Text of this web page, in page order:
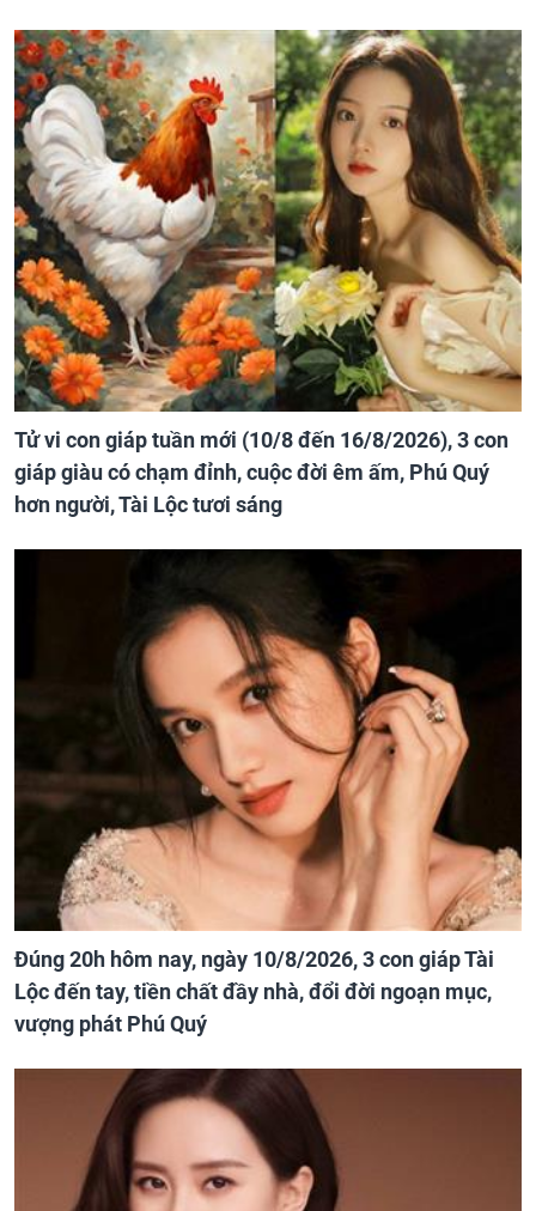
Tử vi con giáp tuần mới (10/8 đến 16/8/2026), 3 con
giáp giàu có chạm đỉnh, cuộc đời êm ấm, Phú Quý
hơn người, Tài Lộc tươi sáng
Đúng 20h hôm nay, ngày 10/8/2026, 3 con giáp Tài
Lộc đến tay, tiền chất đầy nhà, đổi đời ngoạn mục,
vượng phát Phú Quý